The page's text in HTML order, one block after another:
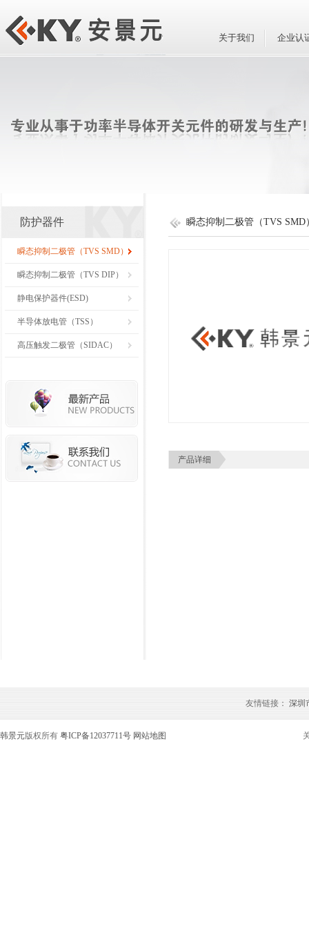
关于我们 企业认
防护器件
瞬态抑制二极管（TVS SMD）
瞬态抑制二极管（TVS DIP）
静电保护器件(ESD)
半导体放电管（TSS）
高压触发二极管（SIDAC）
瞬态抑制二极管（TVS SMD
产品详细
友情链接： 深圳
韩景元版权所有 粤ICP备12037711号 网站地图